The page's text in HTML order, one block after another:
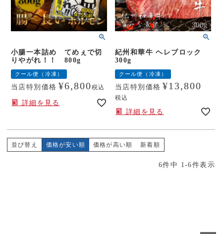
小腸一本詰め てめぇで切
りやがれ！！ 800g
クール便（冷凍）
当店特別価格 ¥6,800税込
詳細を見る
紀州和華牛 ヘレブロック
300g
クール便（冷凍）
当店特別価格 ¥13,800
税込
詳細を見る
並び替え 価格が安い順 価格が高い順 新着順
6件中 1 -6件表示